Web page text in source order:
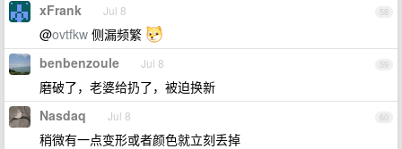
58
xFrank Jul 8
@ovtfkw 侧漏频繁
59
benbenzoule Jul 8
磨破了，老婆给扔了，被迫换新
60
Nasdaq Jul 8
稍微有一点变形或者颜色就立刻丢掉